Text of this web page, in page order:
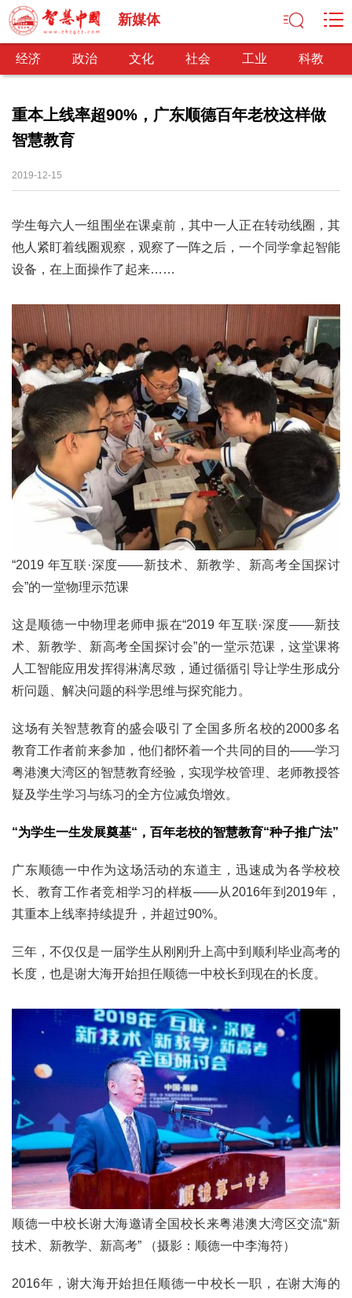
新媒体
经济 政治 文化 社会 工业 科教
经济
经济观察
经济转型
供给侧改革
政治
深化改革 依法治国 司法公正 民主政治
观察思考
网文推荐
文化
中华文化 核心价值 文化事业
艺术百家
文化观察
智海钩沉
社会
社会治理 社会保障 城乡发展 民生建设
工业
装备制造 智能制造 制造2025 大国工匠
科技观察 创新前沿 智慧教育 职业教育
智慧农业 智慧乡村
国防建设 军民融合 兵器装备 军营风采
国际
中国与世界 国际视点 国际合作 他山之石
生态
生态文明 能源资源 环境保护 地方生态 休闲旅游
视频
访谈 动态
地方
陕
甘 青 宁 新 澳 台
智库建设 智库专家 智库战略 智库之声
地方动态 地方强音
2017 2015 2018 2019
关于我们
杂志简介 杂志编委会 组织机构 联系我们 智慧中国动态
智慧城市
全景中国 智慧旅游 智慧教育 智慧医疗
智慧交通
智慧环保
智慧会客厅 县域经济 城乡建设 乡村振兴
康养
成果展示
政策发布 视频播报 工程案例
康养智库
重本上线率超90%，广东顺德百年老校这样做
智慧教育
2019-12-15
学生每六人一组围坐在课桌前，其中一人正在转动线圈，其
他人紧盯着线圈观察，观察了一阵之后，一个同学拿起智能
设备，在上面操作了起来……
“2019 年互联·深度——新技术、新教学、新高考全国探讨
会”的一堂物理示范课
这是顺德一中物理老师申振在“2019 年互联·深度——新技
术、新教学、新高考全国探讨会”的一堂示范课，这堂课将
人工智能应用发挥得淋漓尽致，通过循循引导让学生形成分
析问题、解决问题的科学思维与探究能力。
这场有关智慧教育的盛会吸引了全国多所名校的2000多名
教育工作者前来参加，他们都怀着一个共同的目的——学习
粤港澳大湾区的智慧教育经验，实现学校管理、老师教授答
疑及学生学习与练习的全方位减负增效。
“为学生一生发展奠基“，百年老校的智慧教育“种子推广法”
广东顺德一中作为这场活动的东道主，迅速成为各学校校
长、教育工作者竞相学习的样板——从2016年到2019年，
其重本上线率持续提升，并超过90%。
三年，不仅仅是一届学生从刚刚升上高中到顺利毕业高考的
长度，也是谢大海开始担任顺德一中校长到现在的长度。
顺德一中校长谢大海邀请全国校长来粤港澳大湾区交流“新
技术、新教学、新高考” （摄影：顺德一中李海符）
2016年，谢大海开始担任顺德一中校长一职，在谢大海的